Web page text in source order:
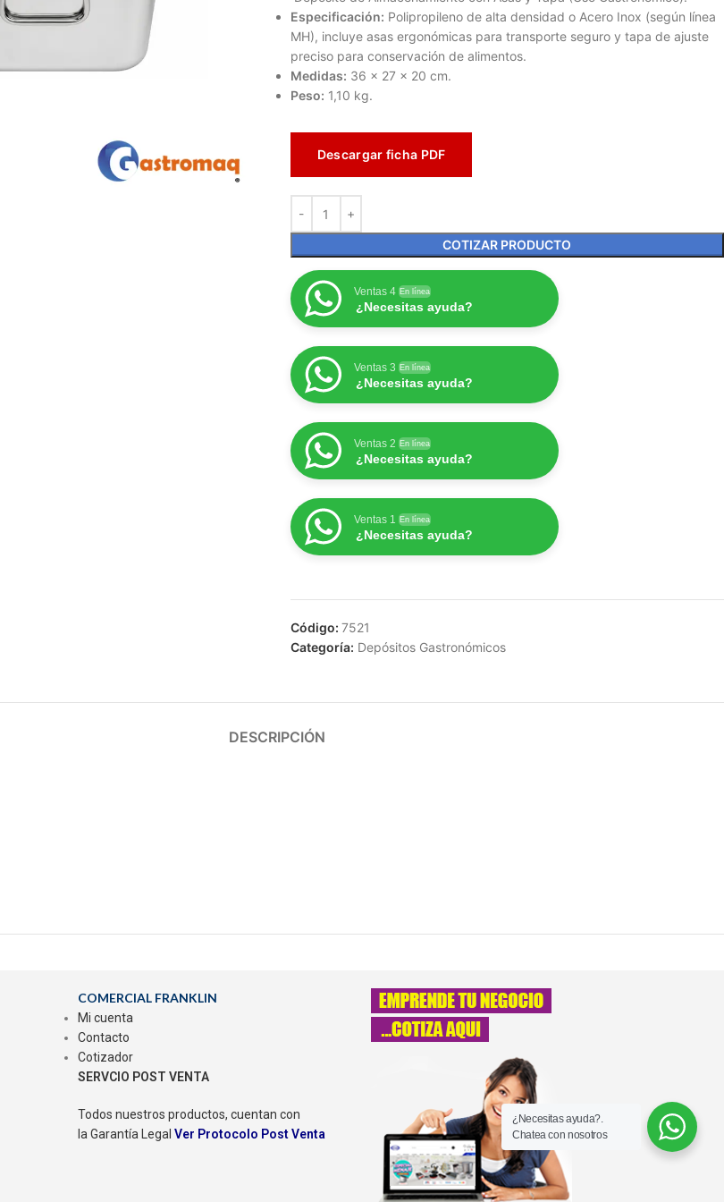
Especificación: Polipropileno de alta densidad o Acero Inox (según línea
MH), incluye asas ergonómicas para transporte seguro y tapa de ajuste
preciso para conservación de alimentos.
Medidas: 36 x 27 x 20 cm.
Peso: 1,10 kg.
Descargar ficha PDF
COTIZAR PRODUCTO
Ventas 4 En línea
¿Necesitas ayuda?
Ventas 3 En línea
¿Necesitas ayuda?
Ventas 2 En línea
¿Necesitas ayuda?
Ventas 1 En línea
¿Necesitas ayuda?
Código: 7521
Categoría: Depósitos Gastronómicos
DESCRIPCIÓN
COMERCIAL FRANKLIN
Mi cuenta
Contacto
Cotizador
SERVCIO POST VENTA
Todos nuestros productos, cuentan con
la Garantía Legal Ver Protocolo Post Venta
¿Necesitas ayuda?.
Chatea con nosotros